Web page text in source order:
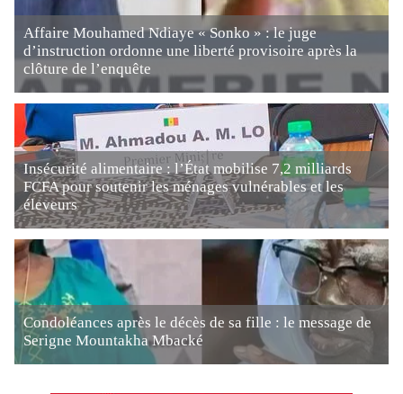
Affaire Mouhamed Ndiaye « Sonko » : le juge
d’instruction ordonne une liberté provisoire après la
clôture de l’enquête
Insécurité alimentaire : l’État mobilise 7,2 milliards
FCFA pour soutenir les ménages vulnérables et les
éleveurs
Condoléances après le décès de sa fille : le message de
Serigne Mountakha Mbacké